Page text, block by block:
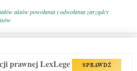
aktów powołania i odwołania zarządcy
prawnej LexLege SPRAWDŹ